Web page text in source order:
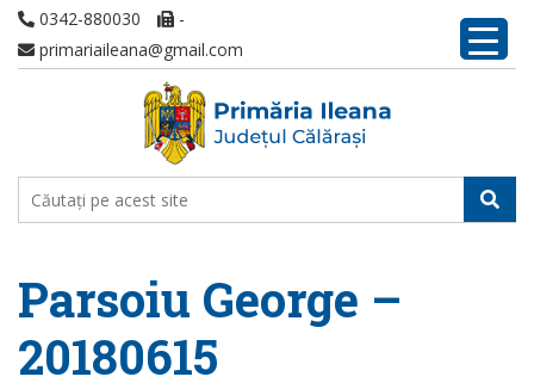
0342-880030
-
primariaileana@gmail.com
Parsoiu George –
20180615